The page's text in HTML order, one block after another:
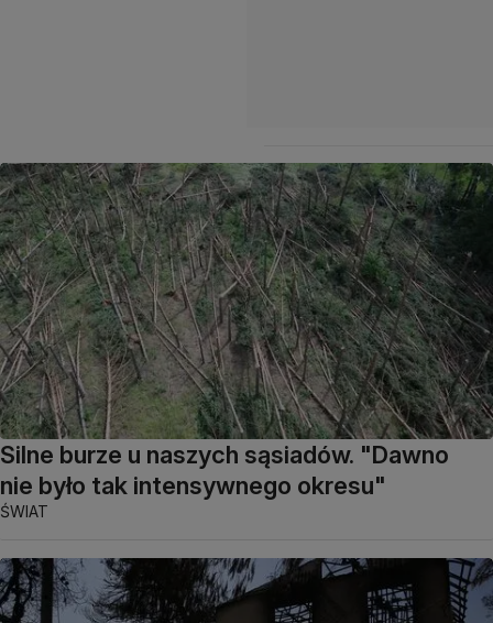
Silne burze u naszych sąsiadów. "Dawno
nie było tak intensywnego okresu"
ŚWIAT